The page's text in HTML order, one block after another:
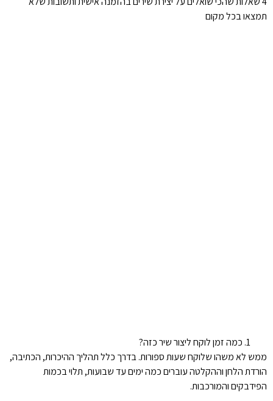
תמצאו בכל מקום
כמה זמן לוקח ליצור שיר כזה?
ממש לא משהו שלוקח שעות ספורות. בדרך כלל תהליך ההיכרות, הכתיבה,
הורדת הלחן וההקלטה עוברים כמה ימים עד שבועות, תלוי בכמות
הפידבקים והמורכבות.